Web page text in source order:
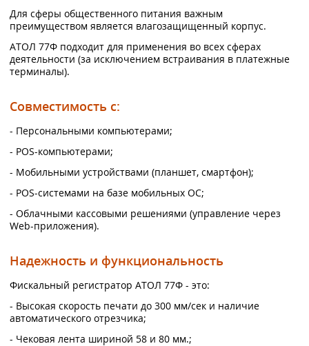
Для сферы общественного питания важным
преимуществом является влагозащищенный корпус.
АТОЛ 77Ф подходит для применения во всех сферах
деятельности (за исключением встраивания в платежные
терминалы).
Совместимость с:
- Персональными компьютерами;
- POS-компьютерами;
- Мобильными устройствами (планшет, смартфон);
- POS-системами на базе мобильных ОС;
- Облачными кассовыми решениями (управление через
Web-приложения).
Надежность и функциональность
Фискальный регистратор АТОЛ 77Ф - это:
- Высокая скорость печати до 300 мм/сек и наличие
автоматического отрезчика;
- Чековая лента шириной 58 и 80 мм.;